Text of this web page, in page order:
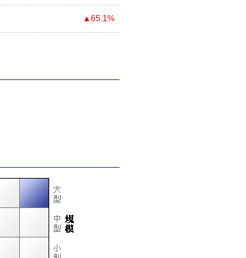
▲65.1%